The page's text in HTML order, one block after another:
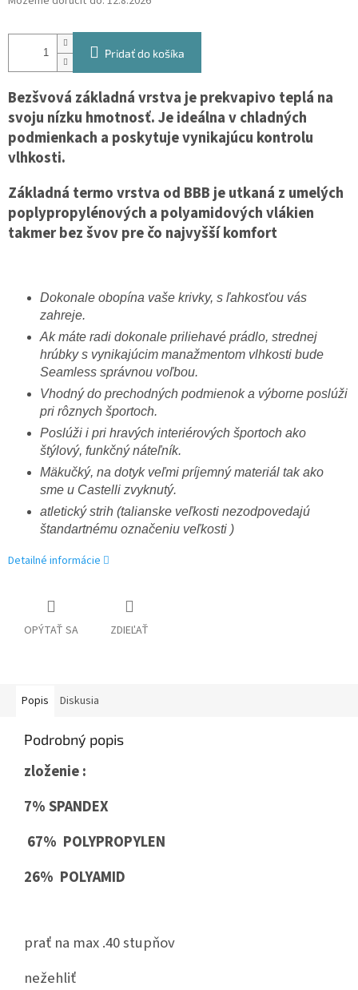
Pridať do košíka
Bezšvová základná vrstva je prekvapivo teplá na
svoju nízku hmotnosť. Je ideálna v chladných
podmienkach a poskytuje vynikajúcu kontrolu
vlhkosti.
Základná termo vrstva od BBB je utkaná z umelých
poplypropylénových a polyamidových vlákien
takmer bez švov pre čo najvyšší komfort
Dokonale obopína vaše krivky, s ľahkosťou vás
zahreje.
Ak máte radi dokonale priliehavé prádlo, strednej
hrúbky s vynikajúcim manažmentom vlhkosti bude
Seamless správnou voľbou.
Vhodný do prechodných podmienok a výborne poslúži
pri rôznych športoch.
Poslúži i pri hravých interiérových športoch ako
štýlový, funkčný náteľník.
Mäkučký, na dotyk veľmi príjemný materiál tak ako
sme u Castelli zvyknutý.
atletický strih (talianske veľkosti nezodpovedajú
štandartnému označeniu veľkosti )
Detailné informácie
OPÝTAŤ SA ZDIEĽAŤ
Popis Diskusia
Podrobný popis
zloženie :
7% SPANDEX
67% POLYPROPYLEN
26% POLYAMID
prať na max .40 stupňov
nežehliť